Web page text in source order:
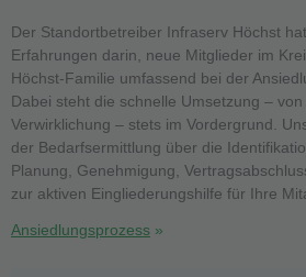
Der Standortbetreiber Infraserv Höchst
Erfahrungen darin, neue Mitglieder im
Höchst-Familie umfassend bei der
Dabei steht die schnelle Umsetzung –
Verwirklichung – stets im Vordergrund.
der Bedarfsermittlung über die
Planung, Genehmigung,
zur aktiven Eingliederungshilfe für Ihre
Ansiedlungsprozess